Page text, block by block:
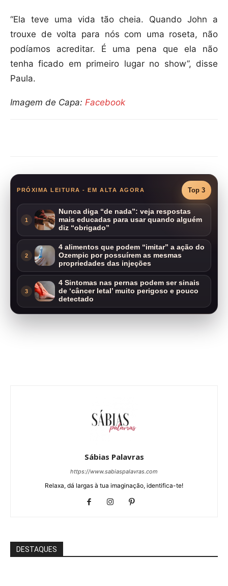
“Ela teve uma vida tão cheia. Quando John a
trouxe de volta para nós com uma roseta, não
podíamos acreditar. É uma pena que ela não
tenha ficado em primeiro lugar no show”, disse
Paula.
Imagem de Capa: Facebook
PRÓXIMA LEITURA - EM ALTA AGORA Top 3
1
Nunca diga “de nada”: veja respostas
mais educadas para usar quando alguém
diz “obrigado”
2
4 alimentos que podem “imitar” a ação do
Ozempic por possuírem as mesmas
propriedades das injeções
3
4 Sintomas nas pernas podem ser sinais
de ‘câncer letal’ muito perigoso e pouco
detectado
Sábias Palavras
https://www.sabiaspalavras.com
Relaxa, dá largas à tua imaginação, identifica-te!
DESTAQUES